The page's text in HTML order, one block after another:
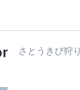
さとうきび狩